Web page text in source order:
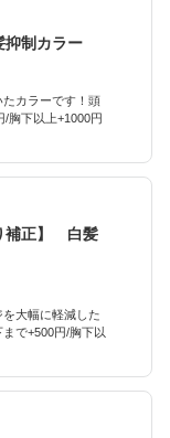
抑制カラー
カラーです！頭
胸下以上+1000円
補正】 白髪
大幅に軽減した
で+500円/胸下以